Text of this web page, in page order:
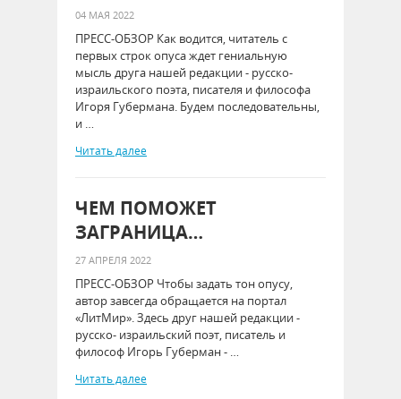
04 МАЯ 2022
ПРЕСС-ОБЗОР Как водится, читатель с
первых строк опуса ждет гениальную
мысль друга нашей редакции - русско-
израильского поэта, писателя и философа
Игоря Губермана. Будем последовательны,
и …
Читать далее
ЧЕМ ПОМОЖЕТ
ЗАГРАНИЦА…
27 АПРЕЛЯ 2022
ПРЕСС-ОБЗОР Чтобы задать тон опусу,
автор завсегда обращается на портал
«ЛитМир». Здесь друг нашей редакции -
русско- израильский поэт, писатель и
философ Игорь Губерман - …
Читать далее